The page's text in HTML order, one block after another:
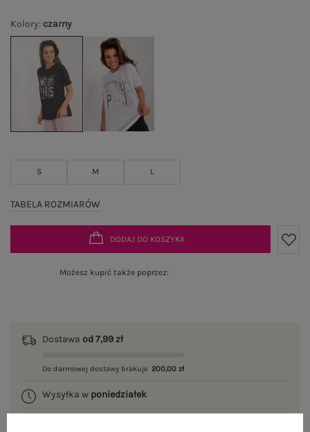
Kolory: czarny
S M L
TABELA ROZMIARÓW
DODAJ DO KOSZYKA
Możesz kupić także poprzez:
Dostawa od 7,99 zł
Do darmowej dostawy brakuje 200,00 zł
Wysyłka w poniedziałek